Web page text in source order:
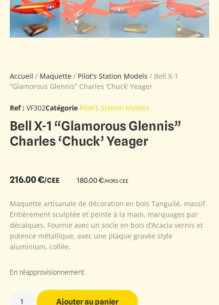
Accueil / Maquette / Pilot's Station Models / Bell X-1
“Glamorous Glennis” Charles ‘Chuck’ Yeager
Ref : VF302Catégorie Pilot's Station Models
Bell X-1 “Glamorous Glennis”
Charles ‘Chuck’ Yeager
216.00€/CEE 180.00€/HORS CEE
Maquette artisanale de décoration en bois Tanguilé, massif.
Entièrement sculptée et peinte à la main, marquages par
décalques. Fournie avec un socle en bois d’Acacia vernis et
potence métallique, avec une plaque gravée style
aluminium, collée.
En réapprovisionnement
Ajouter au panier